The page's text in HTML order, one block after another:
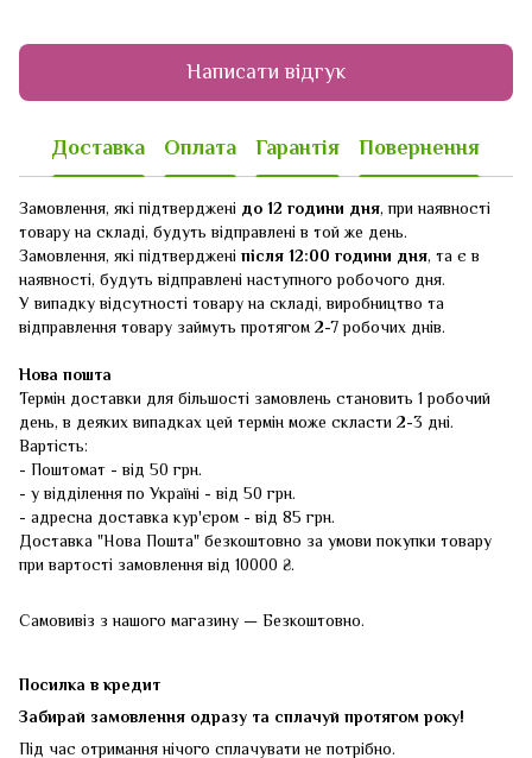
Написати відгук
Доставка Оплата Гарантія Повернення
Замовлення, які підтверджені до 12 години дня, при наявності
товару на складі, будуть відправлені в той же день.
Замовлення, які підтверджені після 12:00 години дня, та є в
наявності, будуть відправлені наступного робочого дня.
У випадку відсутності товару на складі, виробництво та
відправлення товару займуть протягом 2-7 робочих днів.
Нова пошта
Термін доставки для більшості замовлень становить 1 робочий
день, в деяких випадках цей термін може скласти 2-3 дні.
Вартість:
- Поштомат - від 50 грн.
- у відділення по Україні - від 50 грн.
- адресна доставка кур'єром - від 85 грн.
Доставка "Нова Пошта" безкоштовно за умови покупки товару
при вартості замовлення від 10000 ₴.
Самовивіз з нашого магазину — Безкоштовно.
Посилка в кредит
Забирай замовлення одразу та сплачуй протягом року!
Під час отримання нічого сплачувати не потрібно.